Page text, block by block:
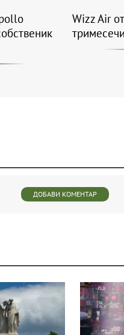
Wizz Air
ДОБАВИ КОМЕНТАР